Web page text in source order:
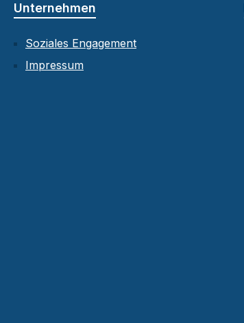
Unternehmen
Soziales Engagement
Impressum